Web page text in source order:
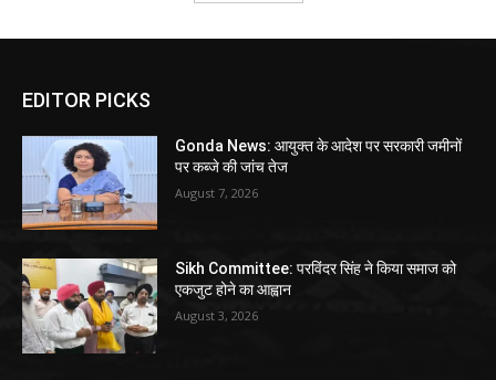
EDITOR PICKS
Gonda News: आयुक्त के आदेश पर सरकारी जमीनों
पर कब्जे की जांच तेज
August 7, 2026
Sikh Committee: परविंदर सिंह ने किया समाज को
एकजुट होने का आह्वान
August 3, 2026